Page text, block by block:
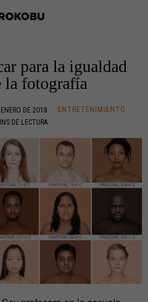
para la igualdad
la fotografía
DE 2018
ENTRETENIMIENTO
DE LECTURA